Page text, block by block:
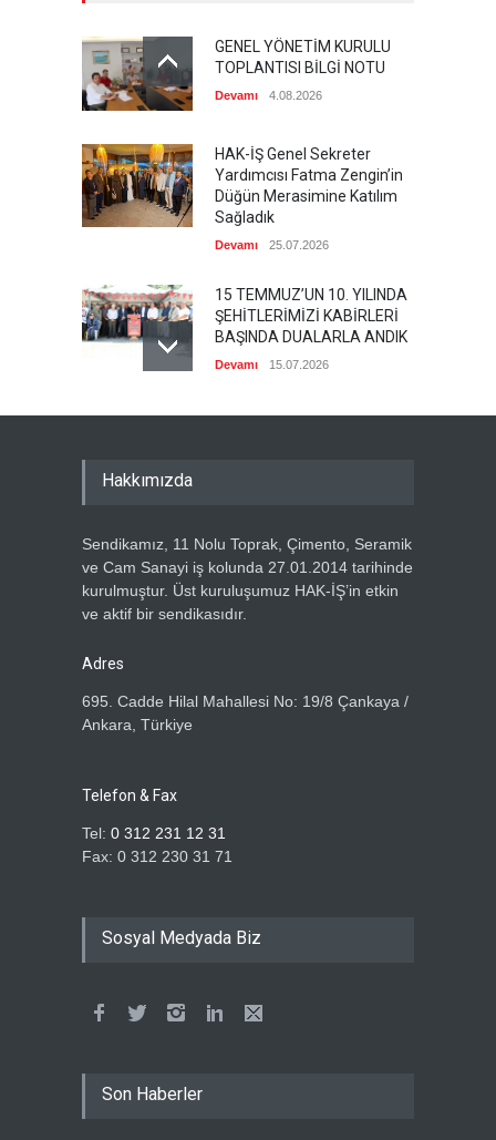
GENEL YÖNETİM KURULU
TOPLANTISI BİLGİ NOTU
Devamı 4.08.2026
HAK-İŞ Genel Sekreter
Yardımcısı Fatma Zengin’in
Düğün Merasimine Katılım
Sağladık
Devamı 25.07.2026
15 TEMMUZ’UN 10. YILINDA
ŞEHİTLERİMİZİ KABİRLERİ
BAŞINDA DUALARLA ANDIK
Devamı 15.07.2026
ÖZ TOPRAK-İŞ, 15 TEMMUZ
KURULUMUZ TOPLANDI
Devamı 13.07.2026
GENEL BAŞKANI MAHMUT
ÜYELERİNE ÖZEL TATİL
KAMPANYASI
ÖZ TOPRAK İŞ SENDİKASI
Devamı
Hakkımızda
Sendikamız, 11 Nolu Toprak, Çimento, Seramik
ve Cam Sanayi iş kolunda 27.01.2014 tarihinde
kurulmuştur. Üst kuruluşumuz HAK-İŞ’in etkin
ve aktif bir sendikasıdır.
Adres
695. Cadde Hilal Mahallesi No: 19/8 Çankaya /
Ankara, Türkiye
Telefon & Fax
Tel: 0 312 231 12 31
Fax: 0 312 230 31 71
Sosyal Medyada Biz
Son Haberler